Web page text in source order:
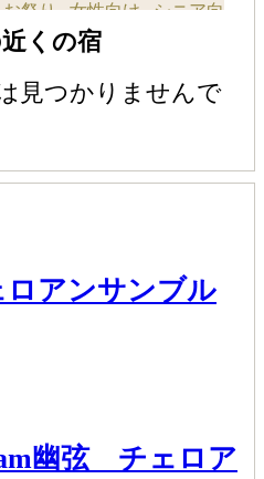
お祭り 女性向け シニア向
ミリー向け
くの宿
見つかりませんで
アンサンブル
幽弦 チェロア